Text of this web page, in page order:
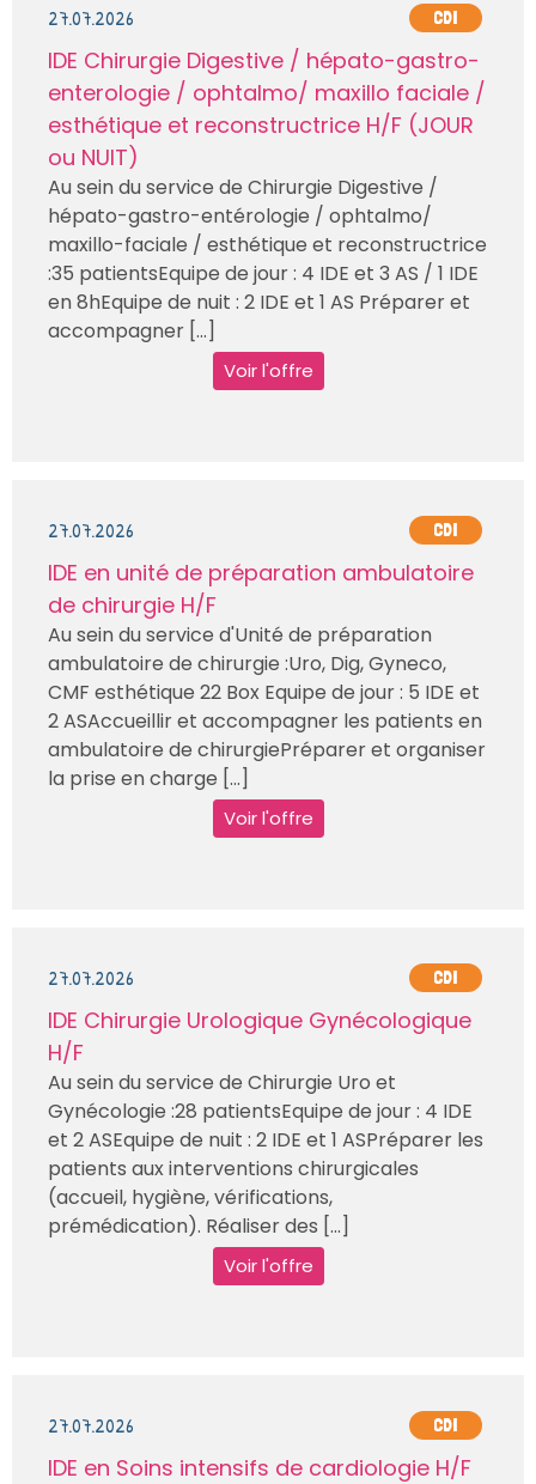
27.07.2026 CDI
IDE Chirurgie Digestive / hépato-gastro-
enterologie / ophtalmo/ maxillo faciale /
esthétique et reconstructrice H/F (JOUR
ou NUIT)
Au sein du service de Chirurgie Digestive /
hépato-gastro-entérologie / ophtalmo/
maxillo-faciale / esthétique et reconstructrice
:35 patientsEquipe de jour : 4 IDE et 3 AS / 1 IDE
en 8hEquipe de nuit : 2 IDE et 1 AS Préparer et
accompagner [...]
Voir l'offre
27.07.2026 CDI
IDE en unité de préparation ambulatoire
de chirurgie H/F
Au sein du service d'Unité de préparation
ambulatoire de chirurgie :Uro, Dig, Gyneco,
CMF esthétique 22 Box Equipe de jour : 5 IDE et
2 ASAccueillir et accompagner les patients en
ambulatoire de chirurgiePréparer et organiser
la prise en charge [...]
Voir l'offre
27.07.2026 CDI
IDE Chirurgie Urologique Gynécologique
H/F
Au sein du service de Chirurgie Uro et
Gynécologie :28 patientsEquipe de jour : 4 IDE
et 2 ASEquipe de nuit : 2 IDE et 1 ASPréparer les
patients aux interventions chirurgicales
(accueil, hygiène, vérifications,
prémédication). Réaliser des [...]
Voir l'offre
27.07.2026 CDI
IDE en Soins intensifs de cardiologie H/F